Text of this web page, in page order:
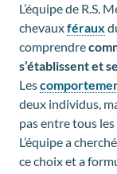
L’équipe de R.S.
chevauxféraux
comprendre
s’établissent et
Les
deux individus,
pas entre tous
L’équipe a
ce choix et a